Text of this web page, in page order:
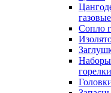
Сопло
горелки